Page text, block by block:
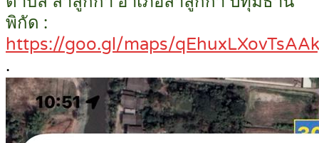
พิกัด :
https://goo.gl/maps/
.